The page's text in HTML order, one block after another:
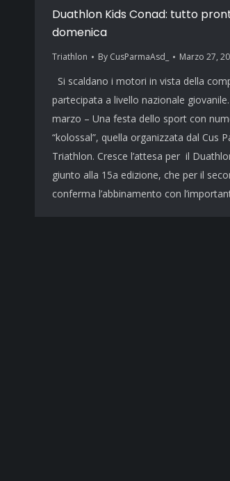
Duathlon Kids Conad: tutto
domenica
Triathlon By CusParmaAsd_ Marzo 27,
Si scaldano i motori in vista della
partecipata a livello nazionale
marzo – Una festa dello sport con
“kolossal”, quella organizzata dal Cus
Triathlon. Cresce l’attesa per il
giunto alla 15a edizione, che per il
conferma l’abbinamento con